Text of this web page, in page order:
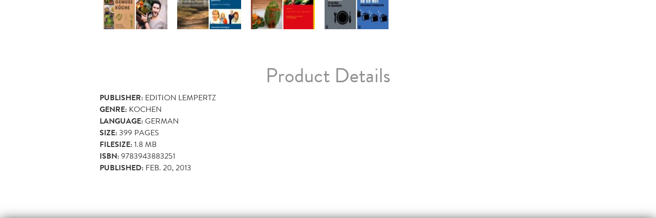
Product Details
PUBLISHER: EDITION LEMPERTZ
GENRE: KOCHEN
LANGUAGE:GERMAN
SIZE:399 PAGES
FILESIZE:1.8 MB
ISBN:9783943883251
PUBLISHED: FEB. 20, 2013